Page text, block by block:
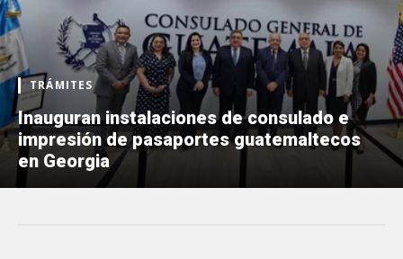
TRÁMITES
Inauguran instalaciones de consulado e
impresión de pasaportes guatemaltecos
en Georgia